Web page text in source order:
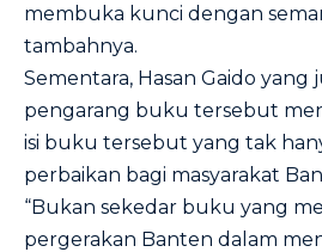
membuka kunci dengan
tambahnya.
Sementara, Hasan Gaido
pengarang buku tersebut
isi buku tersebut yang tak
perbaikan bagi masyarakat
“Bukan sekedar buku yang
pergerakan Banten dalam